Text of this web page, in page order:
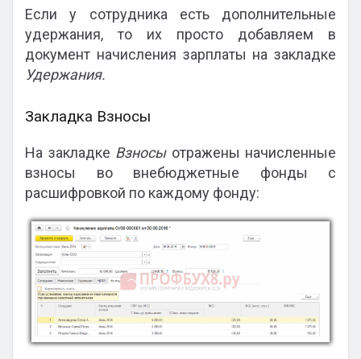
Если у сотрудника есть дополнительные
удержания, то их просто добавляем в
документ начисления зарплаты на закладке
Удержания.
Закладка Взносы
На закладке Взносыотражены начисленные
взносы во внебюджетные фонды с
расшифровкой по каждому фонду: